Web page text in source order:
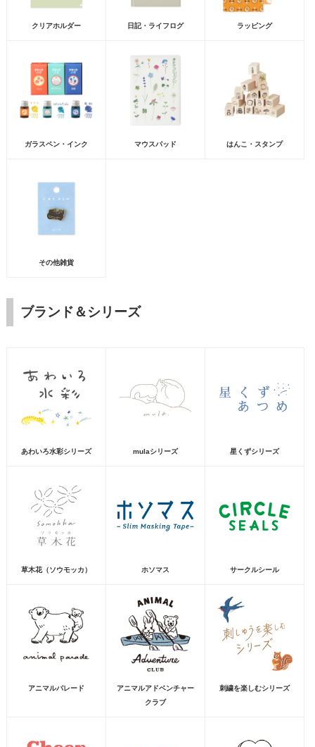
クリアホルダー 日記・ライフログ ラッピング
ガラスペン・インク マウスパッド はんこ・スタンプ
その他雑貨
ブランド＆シリーズ
あわいろ水彩シリーズ mulaシリーズ 星くずシリーズ
草木花（ソウモッカ） ホソマス サークルシール
アニマルパレード
アニマルアドベンチャー
クラブ
刺繍を楽しむシリーズ